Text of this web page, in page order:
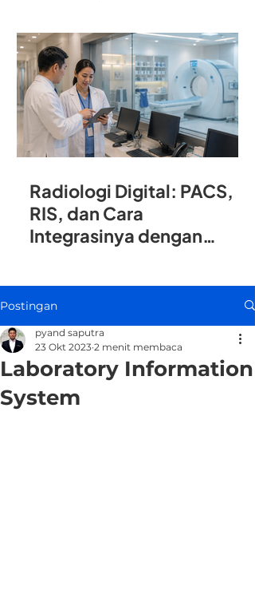
Radiologi Digital: PACS,
RIS, dan Cara
Integrasinya dengan
Postingan
Laboratory Information
System
pyand saputra
23 Okt 2023 2 menit membaca